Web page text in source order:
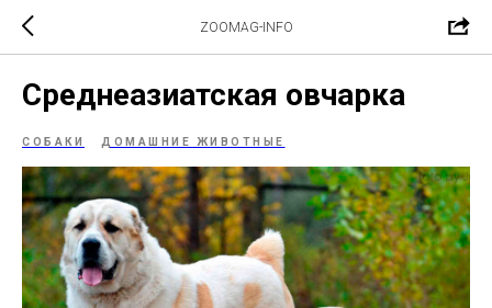
ZOOMAG-INFO
Среднеазиатская овчарка
СОБАКИ ДОМАШНИЕ ЖИВОТНЫЕ